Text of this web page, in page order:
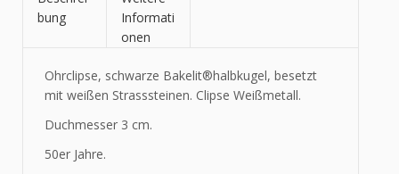
bung
Informati
onen
Ohrclipse, schwarze Bakelit®halbkugel, besetzt
mit weißen Strasssteinen. Clipse Weißmetall.
Duchmesser 3 cm.
50er Jahre.